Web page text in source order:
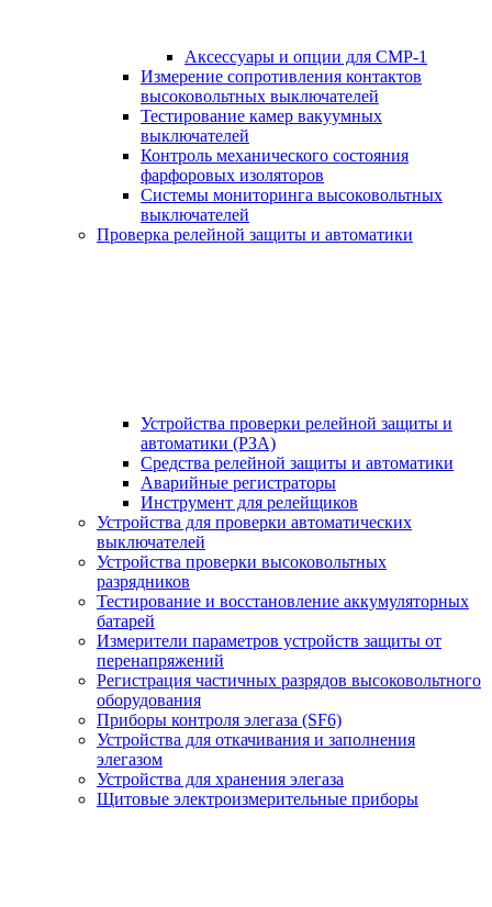
Аксессуары и опции для СМР-1
Измерение сопротивления контактов
высоковольтных выключателей
Тестирование камер вакуумных
выключателей
Контроль механического состояния
фарфоровых изоляторов
Системы мониторинга высоковольтных
выключателей
Проверка релейной защиты и автоматики
Устройства проверки релейной защиты и
автоматики (РЗА)
Средства релейной защиты и автоматики
Аварийные регистраторы
Инструмент для релейщиков
Устройства для проверки автоматических
выключателей
Устройства проверки высоковольтных
разрядников
Тестирование и восстановление аккумуляторных
батарей
Измерители параметров устройств защиты от
перенапряжений
Регистрация частичных разрядов высоковольтного
оборудования
Приборы контроля элегаза (SF6)
Устройства для откачивания и заполнения
элегазом
Устройства для хранения элегаза
Щитовые электроизмерительные приборы